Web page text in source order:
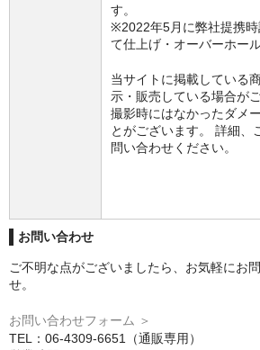
す。
※2022年5月に弊社提携
て仕上げ・オーバーホール
当サイトに掲載している
示・販売している場合が
撮影時にはなかったダメ
とがございます。 詳細、
問い合わせください。
お問い合わせ
ご不明な点がございましたら、お気軽にお
せ。
お問い合わせフォーム ＞
TEL：06-4309-6651（通販専用）